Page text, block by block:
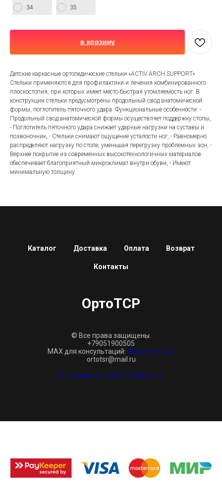
34 35
в корзину
Детские каркасные ортопедические стельки «ACTIV ARCH SUPPORT»
Стельки применяются для профилактики и лечения комбинированного
плоскостопия, при которых имеет место быстрая утомляемость ног. В
конструкции стельки предусмотрены продольный свод анатомической
формы, поглотитель пяточного удара. Функциональные особенности: -
Продольный свод анатомической формы осуществляет поддержку стопы,
- Поглотитель пяточного удара снижает ударные нагрузки на суставы и
позвоночник, - Стельки снимают ощущение усталости ног, - Равномерно
распределяют нагрузку по стопе, уменьшая перегрузку проблемных зон, -
Верхнее покрытие из современных высокотехнологичных материалов
обеспечивает благоприятный микроклимат внутри обуви, - Имеют
минимальную толщину.
Каталог Доставка Оплата Возврат
Контакты
ОртоТСР
© Все права защищены.
+79051900505
MAX для консультаций: https://max.ru/
ortotsr@mail.ru
Пользовательское соглашение